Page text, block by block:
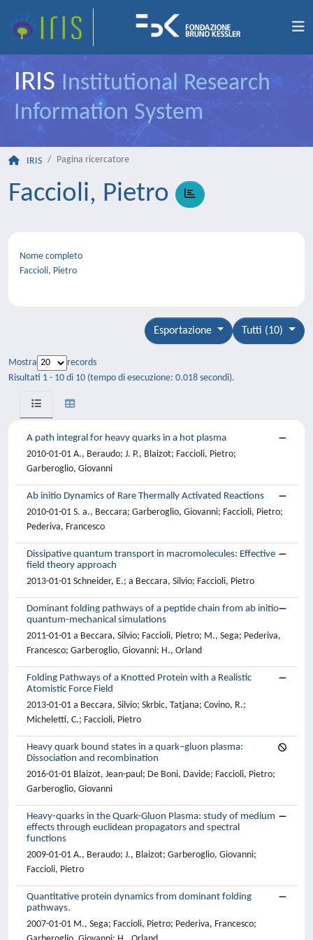
IRIS Institutional Research
Information System
IRIS Pagina ricercatore
Faccioli, Pietro
Nome completo
Faccioli, Pietro
Tutti (10)
Esportazione
Mostra
records
Risultati 1 - 10 di 10 (tempo di esecuzione: 0.018 secondi).
A path integral for heavy quarks in a hot plasma
2010-01-01 A., Beraudo; J. P., Blaizot; Faccioli, Pietro;
Garberoglio, Giovanni
Ab initio Dynamics of Rare Thermally Activated Reactions
2010-01-01 S. a., Beccara; Garberoglio, Giovanni; Faccioli, Pietro;
Pederiva, Francesco
Dissipative quantum transport in macromolecules: Effective
field theory approach
2013-01-01 Schneider, E.; a Beccara, Silvio; Faccioli, Pietro
Dominant folding pathways of a peptide chain from ab initio
quantum-mechanical simulations
2011-01-01 a Beccara, Silvio; Faccioli, Pietro; M., Sega; Pederiva,
Francesco; Garberoglio, Giovanni; H., Orland
Folding Pathways of a Knotted Protein with a Realistic
Atomistic Force Field
2013-01-01 a Beccara, Silvio; Skrbic, Tatjana; Covino, R.;
Micheletti, C.; Faccioli, Pietro
Heavy quark bound states in a quark–gluon plasma:
Dissociation and recombination
2016-01-01 Blaizot, Jean-paul; De Boni, Davide; Faccioli, Pietro;
Garberoglio, Giovanni
Heavy-quarks in the Quark-Gluon Plasma: study of medium
effects through euclidean propagators and spectral
functions
2009-01-01 A., Beraudo; J., Blaizot; Garberoglio, Giovanni;
Faccioli, Pietro
Quantitative protein dynamics from dominant folding
pathways.
2007-01-01 M., Sega; Faccioli, Pietro; Pederiva, Francesco;